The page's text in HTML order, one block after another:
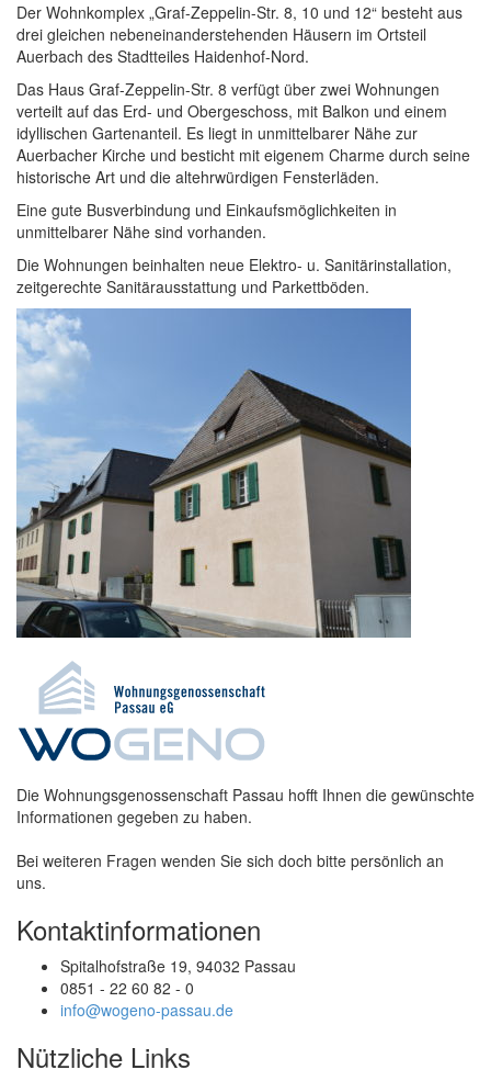
Der Wohnkomplex „Graf-Zeppelin-Str. 8, 10 und 12“ besteht aus
drei gleichen nebeneinanderstehenden Häusern im Ortsteil
Auerbach des Stadtteiles Haidenhof-Nord.
Das Haus Graf-Zeppelin-Str. 8 verfügt über zwei Wohnungen
verteilt auf das Erd- und Obergeschoss, mit Balkon und einem
idyllischen Gartenanteil. Es liegt in unmittelbarer Nähe zur
Auerbacher Kirche und besticht mit eigenem Charme durch seine
historische Art und die altehrwürdigen Fensterläden.
Eine gute Busverbindung und Einkaufsmöglichkeiten in
unmittelbarer Nähe sind vorhanden.
Die Wohnungen beinhalten neue Elektro- u. Sanitärinstallation,
zeitgerechte Sanitärausstattung und Parkettböden.
Die Wohnungsgenossenschaft Passau hofft Ihnen die gewünschte
Informationen gegeben zu haben.
Bei weiteren Fragen wenden Sie sich doch bitte persönlich an
uns.
Kontaktinformationen
Spitalhofstraße 19, 94032 Passau
0851 - 22 60 82 - 0
info@wogeno-passau.de
Nützliche Links